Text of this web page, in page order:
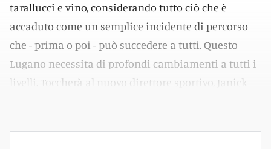
tarallucci e vino, considerando tutto ciò che è
accaduto come un semplice incidente di percorso
che - prima o poi - può succedere a tutti. Questo
Lugano necessita di profondi cambiamenti a tutti i
livelli. Toccherà al nuovo direttore sportivo, Janick